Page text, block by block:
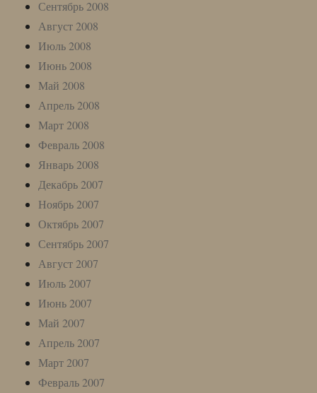
Сентябрь 2008
Август 2008
Июль 2008
Июнь 2008
Май 2008
Апрель 2008
Март 2008
Февраль 2008
Январь 2008
Декабрь 2007
Ноябрь 2007
Октябрь 2007
Сентябрь 2007
Август 2007
Июль 2007
Июнь 2007
Май 2007
Апрель 2007
Март 2007
Февраль 2007